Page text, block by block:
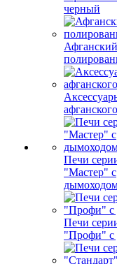
черный
Печи
"Мастер" с
Печи
"Профи" с